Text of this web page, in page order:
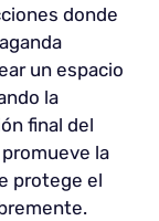
donde
un espacio
la
final del
la
protege el